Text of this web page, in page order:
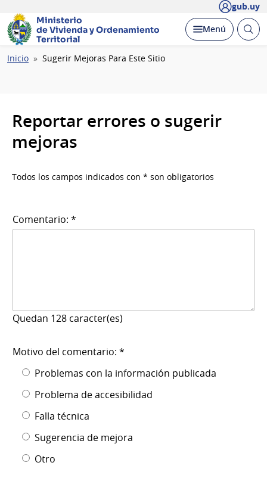
gub.uy
Ministerio
de Vivienda yOrdenamiento
Territorial
Desplegar
Menú Abrir
Ruta
Inicio Sugerir Mejoras Para Este Sitio
Reportar errores o sugerir
mejoras
Todos los campos indicados con * son obligatorios
Comentario: *
Quedan 128 caracter(es)
Motivo del comentario: *
Problemas con la información publicada
Problema de accesibilidad
Falla técnica
Sugerencia de mejora
Otro